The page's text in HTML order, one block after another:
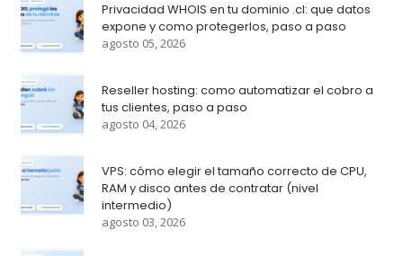
Privacidad WHOIS en tu dominio .cl: que datos
expone y como protegerlos, paso a paso
agosto 05, 2026
Reseller hosting: como automatizar el cobro a
tus clientes, paso a paso
agosto 04, 2026
VPS: cómo elegir el tamaño correcto de CPU,
RAM y disco antes de contratar (nivel
intermedio)
agosto 03, 2026